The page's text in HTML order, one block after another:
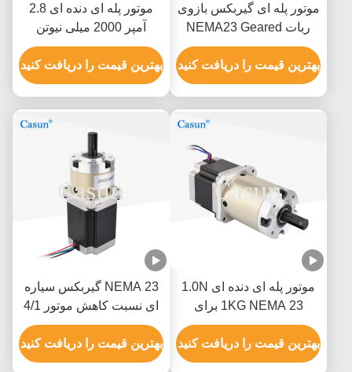
موتور پله ای گیربکس بازوی
ربات NEMA23 Geared
Casun Motor 2.8A 1.2N.M
بهترین قیمت را دریافت کنید
موتور پله ای دنده ای 2.8
آمپر 2000 میلی نیوتن
NEMA 23 فاز 1.3 کیلوگرم
بهترین قیمت را دریافت کنید
موتور پله ای دنده ای 1.0N
1KG NEMA 23 برای
ماشین آلات چاپ
بهترین قیمت را دریافت کنید
NEMA 23 گیربکس سیاره
ای نسبت کاهش موتور 4/1
برای اتوماسیون لوازم
خانگی لوازم پزشکی
بهترین قیمت را دریافت کنید